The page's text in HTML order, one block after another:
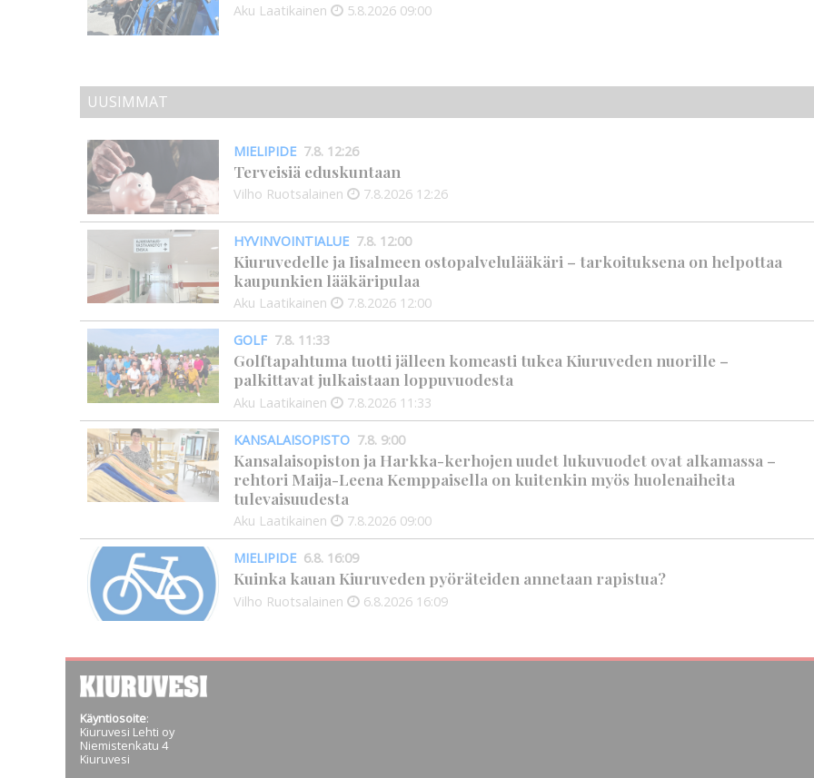
Aku Laatikainen 5.8.2026 09:00
UUSIMMAT
MIELIPIDE 7.8. 12:26
Terveisiä eduskuntaan
Vilho Ruotsalainen 7.8.2026 12:26
HYVINVOINTIALUE 7.8. 12:00
Kiuruvedelle ja Iisalmeen ostopalvelulääkäri – tarkoituksena on helpottaa
kaupunkien lääkäripulaa
Aku Laatikainen 7.8.2026 12:00
GOLF 7.8. 11:33
Golftapahtuma tuotti jälleen komeasti tukea Kiuruveden nuorille –
palkittavat julkaistaan loppuvuodesta
Aku Laatikainen 7.8.2026 11:33
KANSALAISOPISTO 7.8. 9:00
Kansalaisopiston ja Harkka-kerhojen uudet lukuvuodet ovat alkamassa –
rehtori Maija-Leena Kemppaisella on kuitenkin myös huolenaiheita
tulevaisuudesta
Aku Laatikainen 7.8.2026 09:00
MIELIPIDE 6.8. 16:09
Kuinka kauan Kiuruveden pyöräteiden annetaan rapistua?
Vilho Ruotsalainen 6.8.2026 16:09
Käyntiosoite:
Kiuruvesi Lehti oy
Niemistenkatu 4
Kiuruvesi